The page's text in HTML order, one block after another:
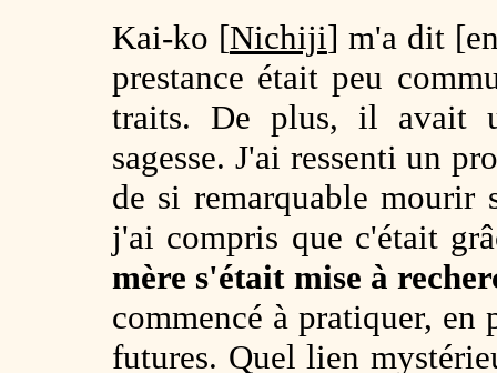
Kai-ko [Nichiji] m'a dit
prestance était peu
traits. De plus, il avait
sagesse. J'ai ressenti un
de si remarquable mourir
j'ai compris que c'était
mère s'était mise à
commencé à pratiquer, en
futures. Quel lien